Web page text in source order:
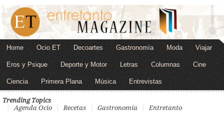
Home Ocio ET Decoartes Gastronomía Moda Viajar
Eros y Psique Deporte y Motor Letras Columnas Cine
Ciencia Primera Plana Música Entrevistas
Trending Topics
Agenda Ocio
Recetas Gastronomía Entretanto